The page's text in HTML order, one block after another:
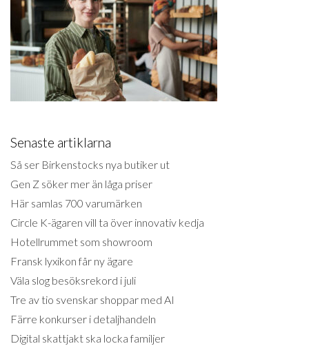
Senaste artiklarna
Så ser Birkenstocks nya butiker ut
Gen Z söker mer än låga priser
Här samlas 700 varumärken
Circle K-ägaren vill ta över innovativ kedja
Hotellrummet som showroom
Fransk lyxikon får ny ägare
Väla slog besöksrekord i juli
Tre av tio svenskar shoppar med AI
Färre konkurser i detaljhandeln
Digital skattjakt ska locka familjer